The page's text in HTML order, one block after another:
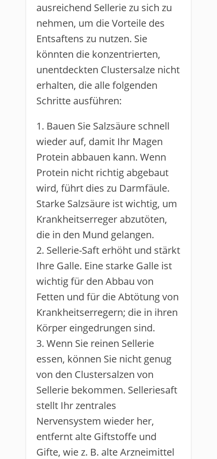
ausreichend Sellerie zu sich zu
nehmen, um die Vorteile des
Entsaftens zu nutzen. Sie
könnten die konzentrierten,
unentdeckten Clustersalze nicht
erhalten, die alle folgenden
Schritte ausführen:
1. Bauen Sie Salzsäure schnell
wieder auf, damit Ihr Magen
Protein abbauen kann. Wenn
Protein nicht richtig abgebaut
wird, führt dies zu Darmfäule.
Starke Salzsäure ist wichtig, um
Krankheitserreger abzutöten,
die in den Mund gelangen.
2. Sellerie-Saft erhöht und stärkt
Ihre Galle. Eine starke Galle ist
wichtig für den Abbau von
Fetten und für die Abtötung von
Krankheitserregern; die in ihren
Körper eingedrungen sind.
3. Wenn Sie reinen Sellerie
essen, können Sie nicht genug
von den Clustersalzen von
Sellerie bekommen. Selleriesaft
stellt Ihr zentrales
Nervensystem wieder her,
entfernt alte Giftstoffe und
Gifte, wie z. B. alte Arzneimittel